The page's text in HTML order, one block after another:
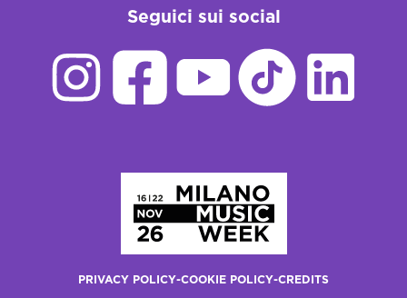
Seguici sui social
PRIVACY POLICY-COOKIE POLICY-CREDITS